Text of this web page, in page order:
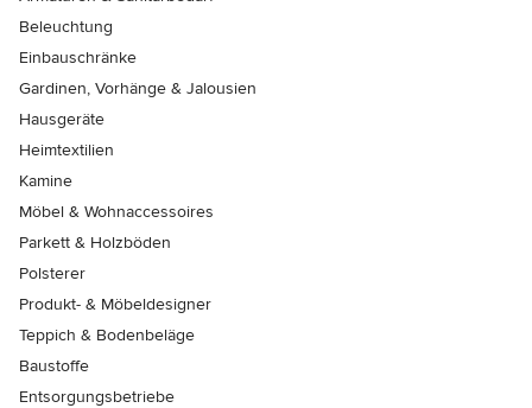
Beleuchtung
Einbauschränke
Gardinen, Vorhänge & Jalousien
Hausgeräte
Heimtextilien
Kamine
Möbel & Wohnaccessoires
Parkett & Holzböden
Polsterer
Produkt- & Möbeldesigner
Teppich & Bodenbeläge
Baustoffe
Entsorgungsbetriebe